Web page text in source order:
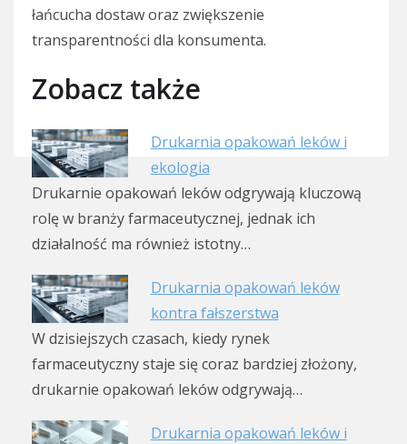
łańcucha dostaw oraz zwiększenie
transparentności dla konsumenta.
Zobacz także
Drukarnia opakowań leków i
ekologia
Drukarnie opakowań leków odgrywają kluczową
rolę w branży farmaceutycznej, jednak ich
działalność ma również istotny…
Drukarnia opakowań leków
kontra fałszerstwa
W dzisiejszych czasach, kiedy rynek
farmaceutyczny staje się coraz bardziej złożony,
drukarnie opakowań leków odgrywają…
Drukarnia opakowań leków i